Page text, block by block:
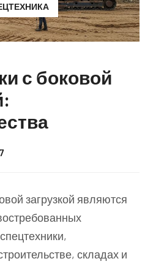
с боковой
загрузкой являются
складах и